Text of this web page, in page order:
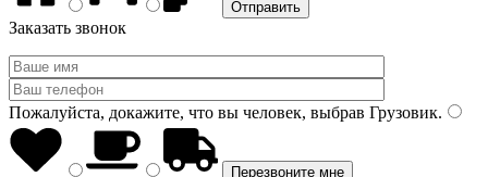
Заказать звонок
Пожалуйста, докажите, что вы человек, выбрав Грузовик.